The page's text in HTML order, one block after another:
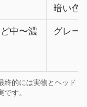
暗い色
中〜濃
グレー
終的には実物とヘッド
す。